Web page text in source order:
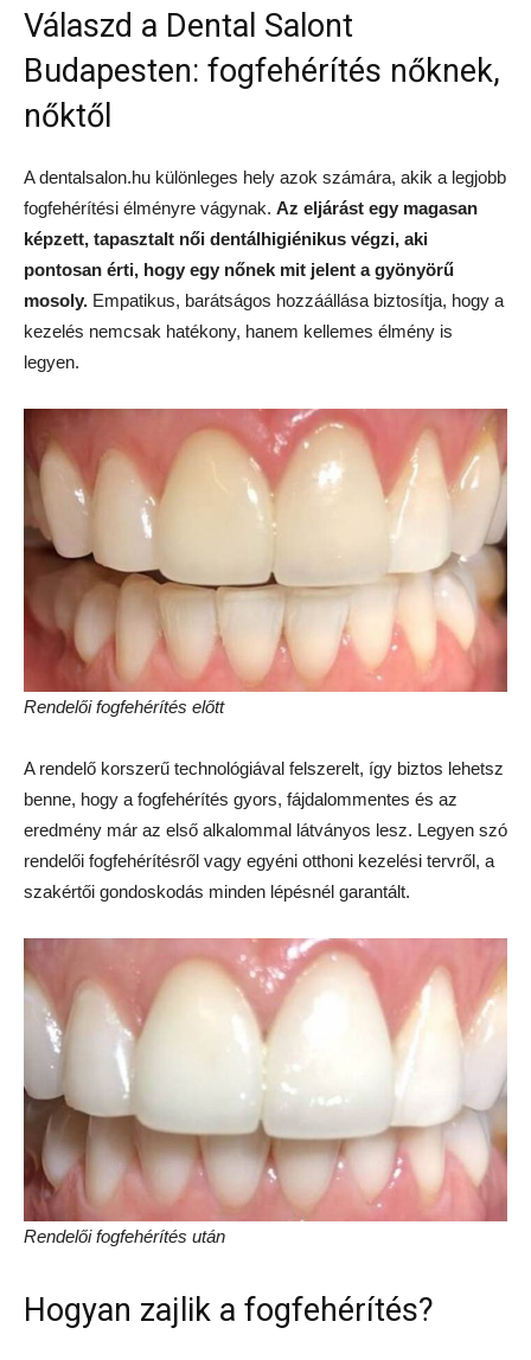
Válaszd a Dental Salont
Budapesten: fogfehérítés nőknek,
nőktől
A dentalsalon.hu különleges hely azok számára, akik a legjobb
fogfehérítési élményre vágynak. Az eljárást egy magasan
képzett, tapasztalt női dentálhigiénikus végzi, aki
pontosan érti, hogy egy nőnek mit jelent a gyönyörű
mosoly. Empatikus, barátságos hozzáállása biztosítja, hogy a
kezelés nemcsak hatékony, hanem kellemes élmény is
legyen.
Rendelői fogfehérítés előtt
A rendelő korszerű technológiával felszerelt, így biztos lehetsz
benne, hogy a fogfehérítés gyors, fájdalommentes és az
eredmény már az első alkalommal látványos lesz. Legyen szó
rendelői fogfehérítésről vagy egyéni otthoni kezelési tervről, a
szakértői gondoskodás minden lépésnél garantált.
Rendelői fogfehérítés után
Hogyan zajlik a fogfehérítés?